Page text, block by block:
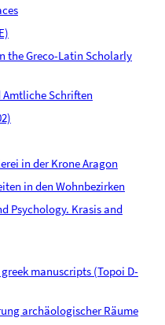
the Greco-Latin Scholarly
Schriften
in der Krone Aragon
in den Wohnbezirken
Psychology. Krasis and
manuscripts (Topoi D-
archäologischer Räume